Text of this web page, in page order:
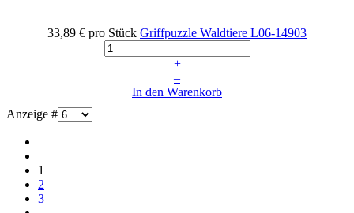
33,89 € pro Stück Griffpuzzle Waldtiere L06-14903
+
–
In den Warenkorb
Anzeige #
1
2
3